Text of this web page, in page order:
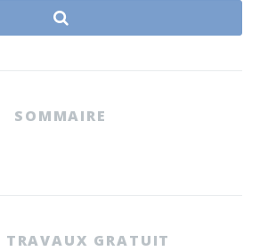
SOMMAIRE
TRAVAUX GRATUIT